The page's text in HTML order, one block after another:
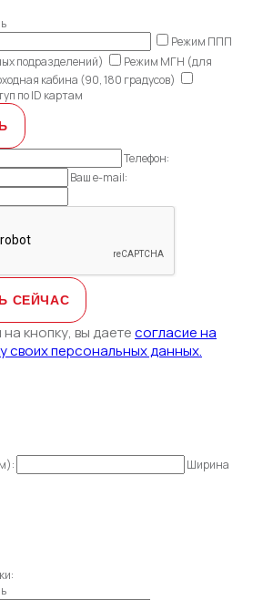
Режим ППП
подразделений)
Режим МГН (для
кабина (90, 180 градусов)
по ID картам
Телефон:
Ваш e-mail:
кнопку, вы даетесогласие на
своих персональных данных.
Ширина